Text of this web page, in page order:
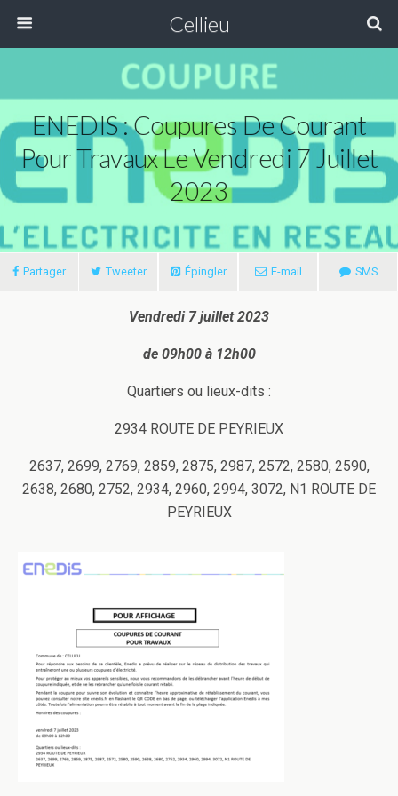
Cellieu
ENEDIS : Coupures De Courant
Pour Travaux Le Vendredi 7 Juillet
2023
Partager Tweeter Épingler E-mail SMS
Vendredi 7 juillet 2023
de 09h00 à 12h00
Quartiers ou lieux-dits :
2934 ROUTE DE PEYRIEUX
2637, 2699, 2769, 2859, 2875, 2987, 2572, 2580, 2590,
2638, 2680, 2752, 2934, 2960, 2994, 3072, N1 ROUTE DE
PEYRIEUX